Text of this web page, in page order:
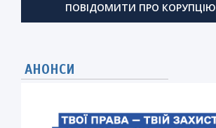
ПОВІДОМИТИ ПРО КОРУПЦІЮ
АНОНСИ